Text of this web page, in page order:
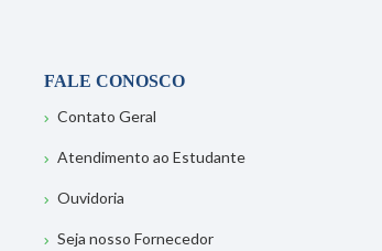
FALE CONOSCO
Contato Geral
Atendimento ao Estudante
Ouvidoria
Seja nosso Fornecedor